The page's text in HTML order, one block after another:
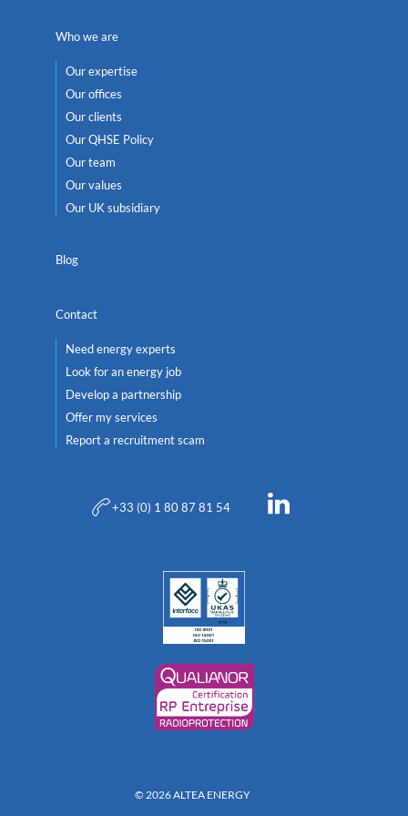
Who we are
Our expertise
Our offices
Our clients
Our QHSE Policy
Our team
Our values
Our UK subsidiary
Blog
Contact
Need energy experts
Look for an energy job
Develop a partnership
Offer my services
Report a recruitment scam
+33 (0) 1 80 87 81 54
© 2026 ALTEA ENERGY